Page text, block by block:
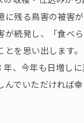
残る鳥害の被害
続発し、「食べ
を思い出します。
、今年も日増し
でいただければ幸